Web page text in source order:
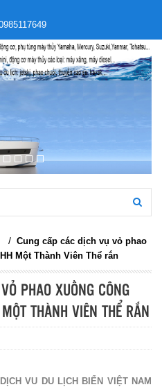
/ Cung cấp các dịch vụ vỏ phao
Một Thành Viên Thể rắn
PHAO XUỒNG CÔNG
THÀNH VIÊN THỂ RẮN
VU DU LỊCH BIỂN VIỆT NAM